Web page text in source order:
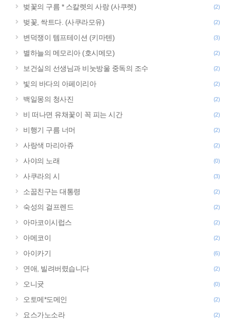
벚꽃의 구름 * 스칼렛의 사랑 (사쿠렛) (2)
벚꽃, 싹트다. (사쿠라모유) (2)
변덕쟁이 템프테이션 (키마텐) (3)
별하늘의 메모리아 (호시메모) (2)
보건실의 선생님과 비눗방울 중독의 조수 (2)
빛의 바다의 아페이리아 (2)
백일몽의 청사진 (2)
비 떠나면 유채꽃이 꼭 피는 시간 (2)
비행기 구름 너머 (2)
사랑색 마리아쥬 (2)
사야의 노래 (0)
사쿠라의 시 (3)
소꿉친구는 대통령 (2)
숙성의 걸프렌드 (2)
아마코이시럽스 (2)
아메코이 (2)
아이카기 (6)
연애, 빌려버렸습니다 (2)
오니귯 (0)
오토메*도메인 (2)
요스가노소라 (2)